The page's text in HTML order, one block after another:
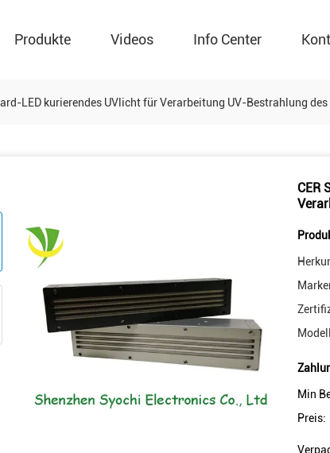
Produkte Videos Info Center
LED kurierendes UVlicht für Verarbeitung UV-Bestrahlung
CER
Min
Preis: